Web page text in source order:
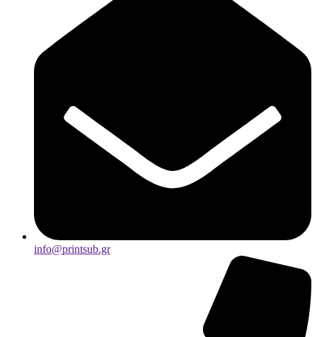
info@printsub.gr